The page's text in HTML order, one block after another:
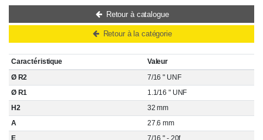
Caractéristique
Valeur
Ø R2
7/16 " UNF
Ø R1
1.1/16 " UNF
H2
32 mm
A
27.6 mm
Retour à catalogue
Retour à la catégorie